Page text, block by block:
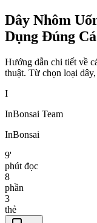
Dây Nhôm
Dụng Đúng
Hướng dẫn chi tiết về
thuật. Từ chọn loại
I
InBonsai Team
InBonsai
9'
phút đọc
8
phần
3
thẻ